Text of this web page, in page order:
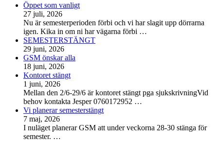
Öppet som vanligt
27 juli, 2026
Nu är semesterperioden förbi och vi har slagit upp dörrarna
igen. Kika in om ni har vägarna förbi …
SEMESTERSTÄNGT
29 juni, 2026
GSM önskar alla
18 juni, 2026
Kontoret stängt
1 juni, 2026
Mellan den 2/6-29/6 är kontoret stängt pga sjukskrivningVid
behov kontakta Jesper 0760172952 …
Vi planerar semesterstängt
7 maj, 2026
I nuläget planerar GSM att under veckorna 28-30 stänga för
semester. …